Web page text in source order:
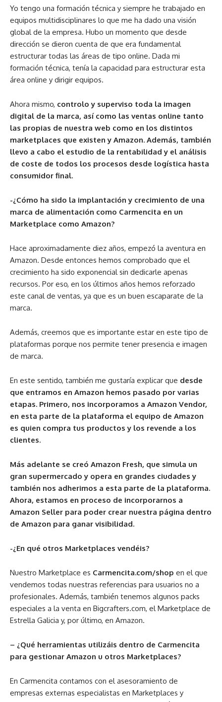
Yo tengo una formación técnica y siempre he trabajado en
equipos multidisciplinares lo que me ha dado una visión
global de la empresa. Hubo un momento que desde
dirección se dieron cuenta de que era fundamental
estructurar todas las áreas de tipo online. Dada mi
formación técnica, tenía la capacidad para estructurar esta
área online y dirigir equipos.
Ahora mismo, controlo y superviso toda la imagen
digital de la marca, así como las ventas online tanto
las propias de nuestra web como en los distintos
marketplaces que existen y Amazon. Además, también
llevo a cabo el estudio de la rentabilidad y el análisis
de coste de todos los procesos desde logística hasta
consumidor final.
-¿Cómo ha sido la implantación y crecimiento de una
marca de alimentación como Carmencita en un
Marketplace como Amazon?
Hace aproximadamente diez años, empezó la aventura en
Amazon. Desde entonces hemos comprobado que el
crecimiento ha sido exponencial sin dedicarle apenas
recursos. Por eso, en los últimos años hemos reforzado
este canal de ventas, ya que es un buen escaparate de la
marca.
Además, creemos que es importante estar en este tipo de
plataformas porque nos permite tener presencia e imagen
de marca.
En este sentido, también me gustaría explicar que desde
que entramos en Amazon hemos pasado por varias
etapas. Primero, nos incorporamos a Amazon Vendor,
en esta parte de la plataforma el equipo de Amazon
es quien compra tus productos y los revende a los
clientes.
Más adelante se creó Amazon Fresh, que simula un
gran supermercado y opera en grandes ciudades y
también nos adherimos a esta parte de la plataforma.
Ahora, estamos en proceso de incorporarnos a
Amazon Seller para poder crear nuestra página dentro
de Amazon para ganar visibilidad.
-¿En qué otros Marketplaces vendéis?
Nuestro Marketplace es Carmencita.com/shop en el que
vendemos todas nuestras referencias para usuarios no a
profesionales. Además, también tenemos algunos packs
especiales a la venta en Bigcrafters.com, el Marketplace de
Estrella Galicia y, por último, en Amazon.
– ¿Qué herramientas utilizáis dentro de Carmencita
para gestionar Amazon u otros Marketplaces?
En Carmencita contamos con el asesoramiento de
empresas externas especialistas en Marketplaces y